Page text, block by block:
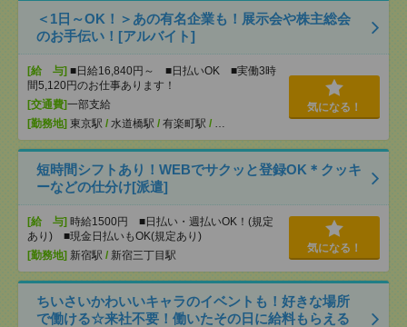
＜1日～OK！＞あの有名企業も！展示会や株主総会
のお手伝い！[アルバイト]
[給 与] ■日給16,840円～ ■日払いOK ■実働3時
間5,120円のお仕事あります！
[交通費]一部支給
[勤務地] 東京駅 / 水道橋駅 / 有楽町駅 / …
気になる！
短時間シフトあり！WEBでサクッと登録OK＊クッキ
ーなどの仕分け[派遣]
[給 与] 時給1500円 ■日払い・週払いOK！(規定
あり) ■現金日払いもOK(規定あり)
[勤務地] 新宿駅 / 新宿三丁目駅
気になる！
ちいさいかわいいキャラのイベントも！好きな場所
で働ける☆来社不要！働いたその日に給料もらえる